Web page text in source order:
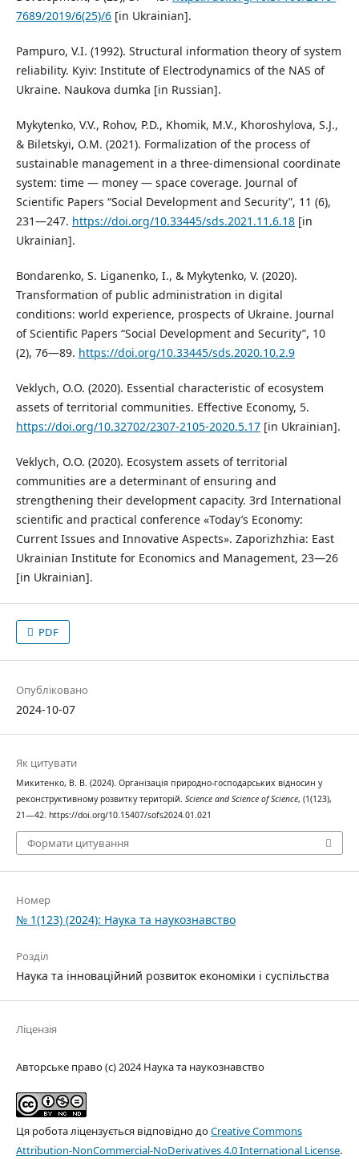
7689/2019/6(25)/6[in Ukrainian].
Pampuro, V.I. (1992). Structural information theory of system
reliability. Kyiv: Institute of Electrodynamics of the NAS of
Ukraine. Naukova dumka [in Russian].
Mykytenko, V.V., Rohov, P.D., Khomik, M.V., Khoroshylova, S.J.,
& Biletskyi, O.М. (2021). Formalization of the process of
sustainable management in a three-dimensional coordinate
system: time — money — space coverage. Journal of
Scientific Papers “Social Development and Security”, 11 (6),
231—247. https://doi.org/10.33445/sds.2021.11.6.18[in
Ukrainian].
Bondarenko, S. Liganenko, І., & Mykytenko, V. (2020).
Transformation of public administration in digital
conditions: world experience, prospects of Ukraine. Journal
of Scientific Papers “Social Development and Security”, 10
(2), 76—89. https://doi.org/10.33445/sds.2020.10.2.9
Veklych, O.О. (2020). Essential characteristic of ecosystem
assets of territorial communities. Effective Economy, 5.
https://doi.org/10.32702/2307-2105-2020.5.17[in Ukrainian].
Veklych, O.О. (2020). Ecosystem assets of territorial
communities are a determinant of ensuring and
strengthening their development capacity. 3rd International
scientific and practical conference «Today’s Economy:
Current Issues and Innovative Aspects». Zaporizhzhia: East
Ukrainian Institute for Economics and Management, 23—26
[in Ukrainian].
PDF
Опубліковано
2024-10-07
Як цитувати
Микитенко, В. В. (2024). Організація природно-господарських відносин у
реконструктивному розвитку територій. Science and Science of Science, (1(123),
21—42. https://doi.org/10.15407/sofs2024.01.021
Формати цитування
Номер
№ 1(123) (2024): Наука та наукознавство
Розділ
Наука та інноваційний розвиток економіки і суспільства
Ліцензія
Авторське право (c) 2024 Наука та наукознавство
Ця робота ліцензується відповідно доCreative Commons
Attribution-NonCommercial-NoDerivatives 4.0 International License.